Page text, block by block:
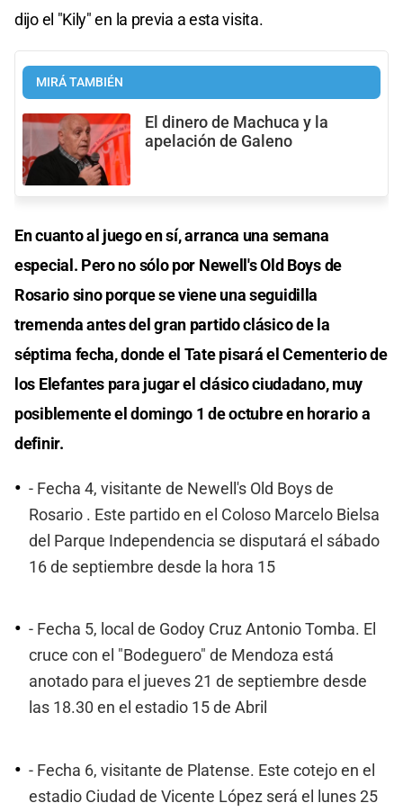
dijo el "Kily" en la previa a esta visita.
MIRÁ TAMBIÉN
El dinero de Machuca y la
apelación de Galeno
En cuanto al juego en sí, arranca una semana
especial. Pero no sólo por Newell's Old Boys de
Rosario sino porque se viene una seguidilla
tremenda antes del gran partido clásico de la
séptima fecha, donde el Tate pisará el Cementerio de
los Elefantes para jugar el clásico ciudadano, muy
posiblemente el domingo 1 de octubre en horario a
definir.
- Fecha 4, visitante de Newell's Old Boys de
Rosario . Este partido en el Coloso Marcelo Bielsa
del Parque Independencia se disputará el sábado
16 de septiembre desde la hora 15
- Fecha 5, local de Godoy Cruz Antonio Tomba. El
cruce con el "Bodeguero" de Mendoza está
anotado para el jueves 21 de septiembre desde
las 18.30 en el estadio 15 de Abril
- Fecha 6, visitante de Platense. Este cotejo en el
estadio Ciudad de Vicente López será el lunes 25